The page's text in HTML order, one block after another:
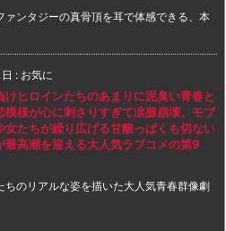
ンタジーの真骨頂を耳で体感できる、本
: お気に
けヒロインたちのあまりに泥臭い青春と
模様が心に刺さりすぎて涙腺崩壊。モブ
女たちが繰り広げる甘酸っぱくも切ない
最高潮を迎える大人気ラブコメの第9
のリアルな姿を描いた大人気青春群像劇